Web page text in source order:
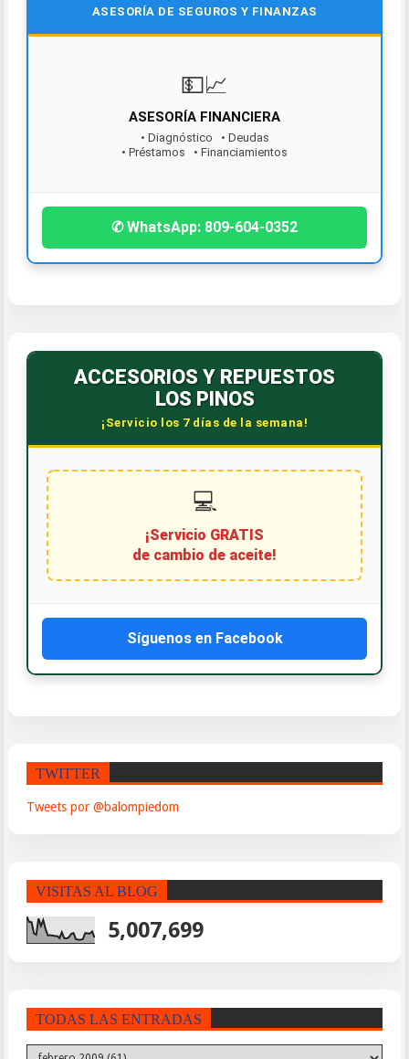
ASESORÍA DE SEGUROS Y FINANZAS
• Diagnóstico • Deudas
• Préstamos • Financiamientos
¡Contáctanos hoy!
✆ WhatsApp: 809-604-0352
ACCESORIOS Y REPUESTOS
LOS PINOS
¡Servicio los 7 días de la semana!
💻
¡Servicio GRATIS
de cambio de aceite!
Síguenos en Facebook
TWITTER
Tweets por @balompiedom
VISITAS AL BLOG
5,007,699
TODAS LAS ENTRADAS